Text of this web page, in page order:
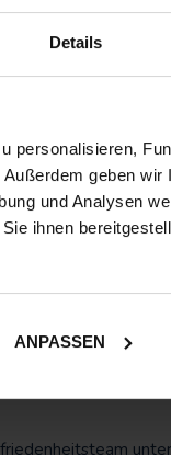
Details
personalisieren,
geben
und Analysen
ihnen
ANPASSEN
haben wir
Botschafter zu
Online-
Kontakts
wir unseren
den
Video der Lieferung